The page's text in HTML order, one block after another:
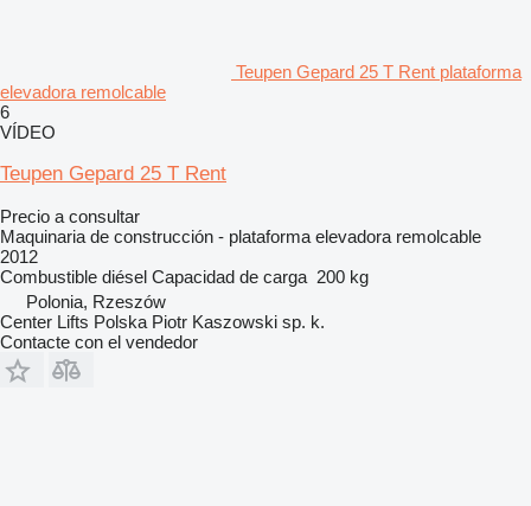
Teupen Gepard 25 T Rent plataforma
elevadora remolcable
6
VÍDEO
Teupen Gepard 25 T Rent
Precio a consultar
Maquinaria de construcción - plataforma elevadora remolcable
2012
Combustible diésel Capacidad de carga 200 kg
Polonia, Rzeszów
Center Lifts Polska Piotr Kaszowski sp. k.
Contacte con el vendedor